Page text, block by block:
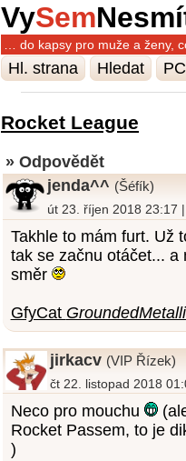
VySem
… do kapsy pro muže a ženy,
Hl. strana Hledat
Rocket League
» Odpovědět
jenda^^ (Šéfík)
út 23. říjen 2018 23:17
Takhle to mám furt. Už
tak se začnu otáčet... a
směr
GfyCat
jirkacv (VIP Řízek)
čt 22. listopad 2018
Neco pro mouchu
Rocket Passem, to je
)